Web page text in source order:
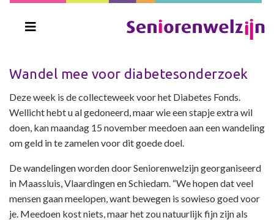
Wandel mee voor diabetesonderzoek
Deze week is de collecteweek voor het Diabetes Fonds.
Wellicht hebt u al gedoneerd, maar wie een stapje extra wil
doen, kan maandag 15 november meedoen aan een wandeling
om geld in te zamelen voor dit goede doel.
De wandelingen worden door Seniorenwelzijn georganiseerd
in Maassluis, Vlaardingen en Schiedam. “We hopen dat veel
mensen gaan meelopen, want bewegen is sowieso goed voor
je. Meedoen kost niets, maar het zou natuurlijk fijn zijn als